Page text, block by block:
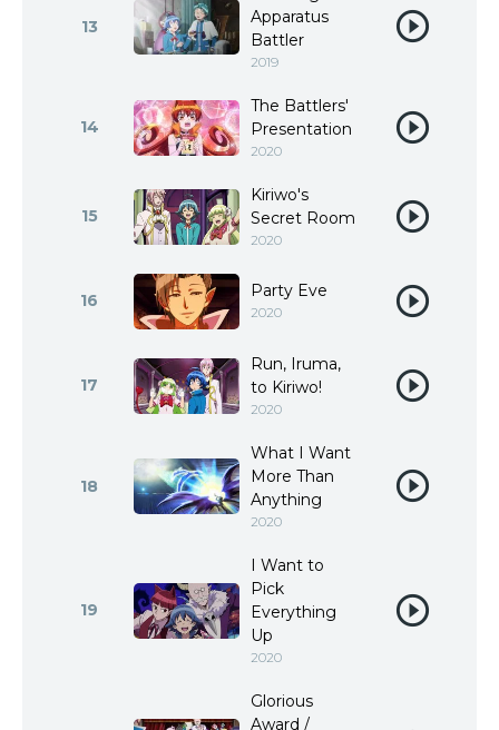
13
Apparatus
Battler
2019
14
The Battlers'
Presentation
2020
15
Kiriwo's
Secret Room
2020
16 Party Eve
2020
17
Run, Iruma,
to Kiriwo!
2020
18
What I Want
More Than
Anything
2020
19
I Want to
Pick
Everything
Up
2020
Glorious
Award /